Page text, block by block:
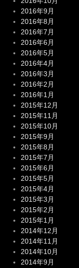
2016年9月
2016年8月
2016年7月
2016年6月
2016年5月
2016年4月
2016年3月
2016年2月
2016年1月
2015年12月
2015年11月
2015年10月
2015年9月
2015年8月
2015年7月
2015年6月
2015年5月
2015年4月
2015年3月
2015年2月
2015年1月
2014年12月
2014年11月
2014年10月
2014年9月